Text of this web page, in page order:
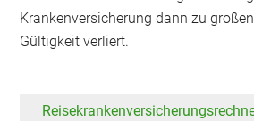
Krankenversicherung dann zu
Gültigkeit verliert.